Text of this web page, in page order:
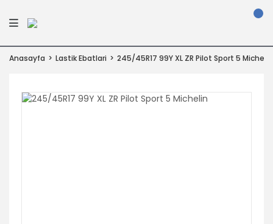
Anasayfa Lastik Ebatlari 245/45R17 99Y XL ZR Pilot Sport 5 Michelin